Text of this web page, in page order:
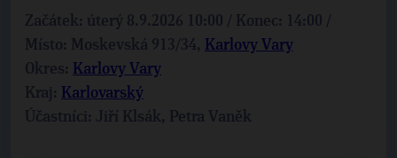
Začátek: úterý 8.9.2026 10:00 / Konec: 14:00 /
Místo: Moskevská 913/34, Karlovy Vary
Okres: Karlovy Vary
Kraj: Karlovarský
Účastníci: Jiří Klsák, Petra Vaněk